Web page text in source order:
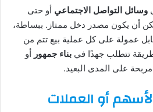
وسائل التواصل الاجتماعي أو حتى
أن يكون مصدر دخل ممتاز. ببساطة،
عمولة على كل عملية بيع تتم من
تتطلب جهدًا في بناء جمهور أو
على المدى البعيد.
أو العملات